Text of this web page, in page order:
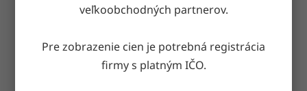
veľkoobchodných partnerov.
Pre zobrazenie cien je potrebná registrácia
firmy s platným IČO.
na akúkoľvek adresu